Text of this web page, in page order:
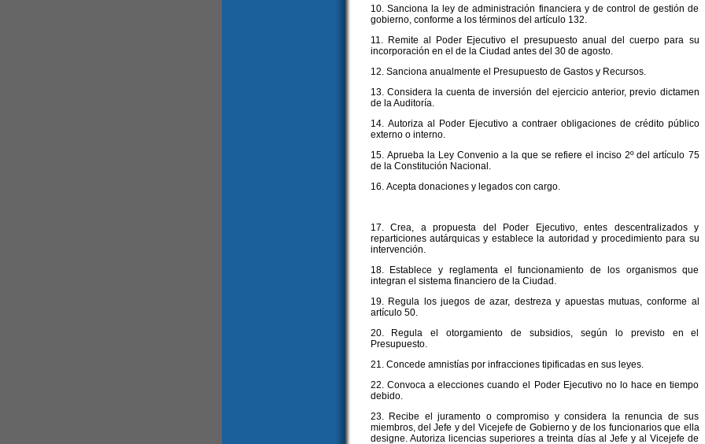
10. Sanciona la ley de administración financiera y de control de gestión de
gobierno, conforme a los términos del artículo 132.
11. Remite al Poder Ejecutivo el presupuesto anual del cuerpo para su
incorporación en el de la Ciudad antes del 30 de agosto.
12. Sanciona anualmente el Presupuesto de Gastos y Recursos.
13. Considera la cuenta de inversión del ejercicio anterior, previo dictamen
de la Auditoría.
14. Autoriza al Poder Ejecutivo a contraer obligaciones de crédito público
externo o interno.
15. Aprueba la Ley Convenio a la que se refiere el inciso 2º del artículo 75
de la Constitución Nacional.
16. Acepta donaciones y legados con cargo.
17. Crea, a propuesta del Poder Ejecutivo, entes descentralizados y
reparticiones autárquicas y establece la autoridad y procedimiento para su
intervención.
18. Establece y reglamenta el funcionamiento de los organismos que
integran el sistema financiero de la Ciudad.
19. Regula los juegos de azar, destreza y apuestas mutuas, conforme al
artículo 50.
20. Regula el otorgamiento de subsidios, según lo previsto en el
Presupuesto.
21. Concede amnistías por infracciones tipificadas en sus leyes.
22. Convoca a elecciones cuando el Poder Ejecutivo no lo hace en tiempo
debido.
23. Recibe el juramento o compromiso y considera la renuncia de sus
miembros, del Jefe y del Vicejefe de Gobierno y de los funcionarios que ella
designe. Autoriza licencias superiores a treinta días al Jefe y al Vicejefe de